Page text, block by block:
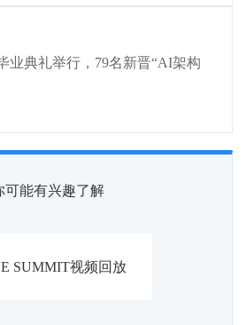
业典礼举行，79名新晋“AI架构
可能有兴趣了解
SUMMIT视频回放